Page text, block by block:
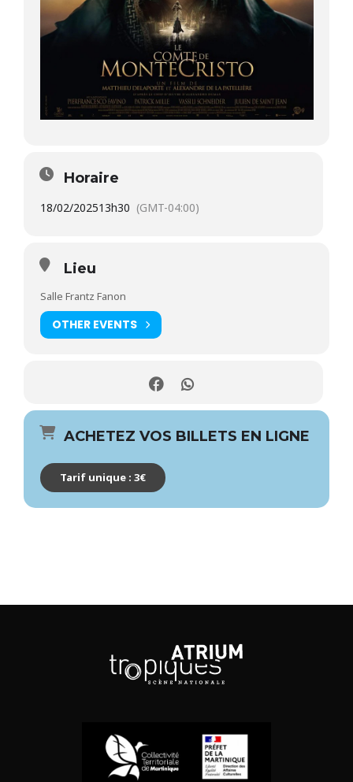
Horaire
18/02/202513h30 (GMT-04:00)
Lieu
Salle Frantz Fanon
OTHER EVENTS
ACHETEZ VOS BILLETS EN LIGNE
Tarif unique : 3€